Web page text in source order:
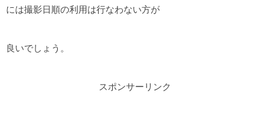
には撮影日順の利用は行なわない方が
良いでしょう。
スポンサーリンク